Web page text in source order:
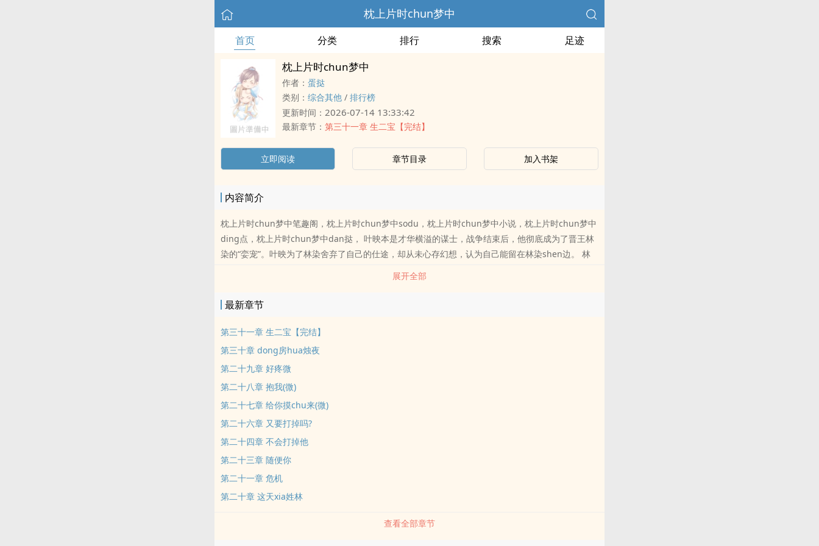
枕上片时chun梦中
首页 分类 排行 搜索 足迹
枕上片时chun梦中
作者： 蛋挞
类别： 综合其他 / 排行榜
更新时间： 2026-07-14 13:33:42
最新章节： 第三十一章 生二宝【完结】
立即阅读 章节目录 加入书架
内容简介
枕上片时chun梦中笔趣阁，枕上片时chun梦中sodu，枕上片时chun梦中小说，枕上片时chun梦中
ding点，枕上片时chun梦中dan挞， 叶映本是才华横溢的谋士，战争结束后，他彻底成为了晋王林
染的“娈宠”。叶映为了林染舍弃了自己的仕途，却从未心存幻想，认为自己能留在林染shen边。 林
染看似把叶映捧在手心，可自始至终他都未曾对叶映上心，甚至连叶映生产时都未曾陪在一旁。 昏睡
醒来，叶映终于决心离开林染。而后，林染开始了他的漫漫追妻路。
展开全部
最新章节
第三十一章 生二宝【完结】
第三十章 dong房hua烛夜
第二十九章 好疼微
第二十八章 抱我(微)
第二十七章 给你摸chu来(微)
第二十六章 又要打掉吗?
第二十四章 不会打掉他
第二十三章 随便你
第二十一章 危机
第二十章 这天xia姓林
查看全部章节